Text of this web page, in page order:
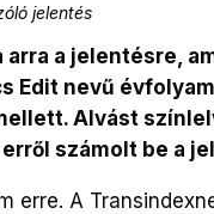
jelentés
arra a jelentésre,
Edit nevű
Alvást
számolt be a
erre. A